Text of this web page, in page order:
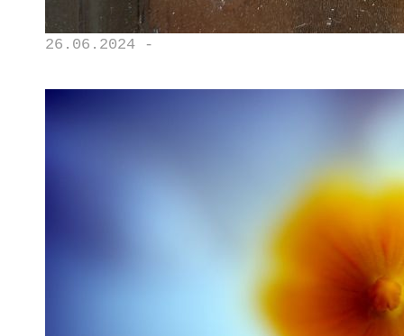
26.06.2024 -